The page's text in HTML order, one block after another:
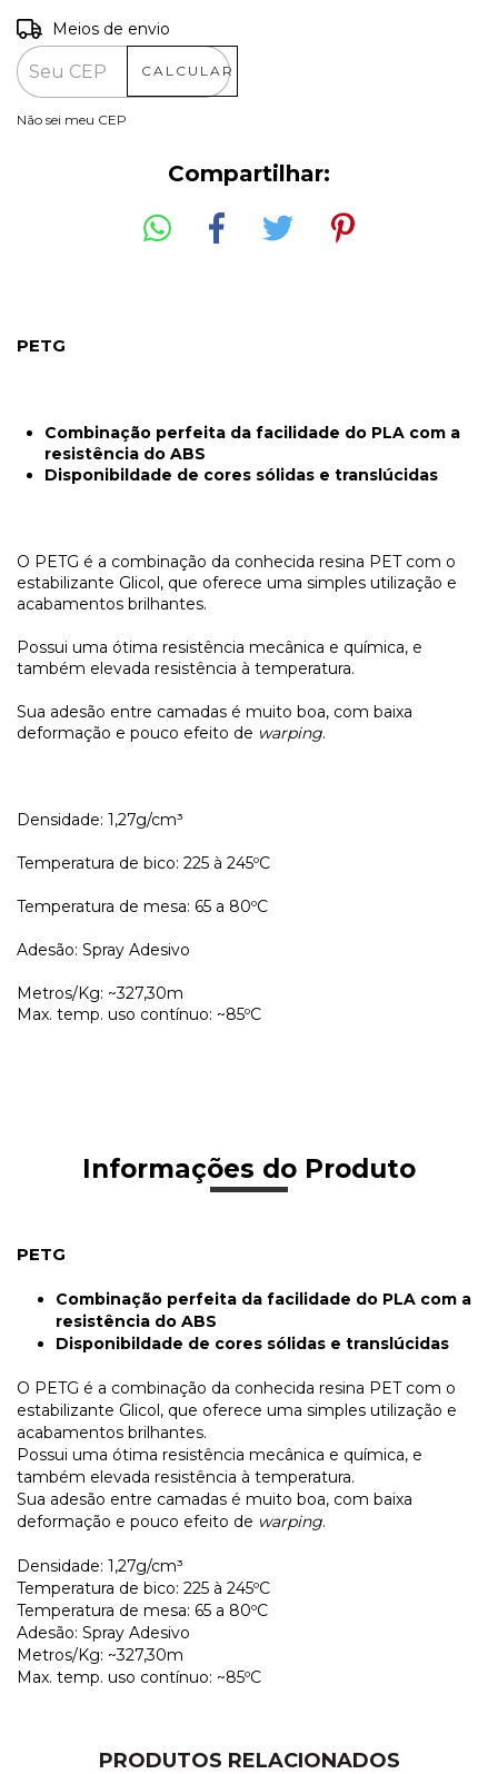
Entregas para o CEP:
Meios de envio
CALCULAR
Não sei meu CEP
Compartilhar:
PETG
Combinação perfeita da facilidade do PLA com a
resistência do ABS
Disponibildade de cores sólidas e translúcidas
O PETG é a combinação da conhecida resina PET com o
estabilizante Glicol, que oferece uma simples utilização e
acabamentos brilhantes.
Possui uma ótima resistência mecânica e química, e
também elevada resistência à temperatura.
Sua adesão entre camadas é muito boa, com baixa
deformação e pouco efeito de warping.
Densidade: 1,27g/cm³
Temperatura de bico: 225 à 245ºC
Temperatura de mesa: 65 a 80ºC
Adesão: Spray Adesivo
Metros/Kg: ~327,30m
Max. temp. uso contínuo: ~85ºC
Informações do Produto
PETG
Combinação perfeita da facilidade do PLA com a
resistência do ABS
Disponibildade de cores sólidas e translúcidas
O PETG é a combinação da conhecida resina PET com o
estabilizante Glicol, que oferece uma simples utilização e
acabamentos brilhantes.
Possui uma ótima resistência mecânica e química, e
também elevada resistência à temperatura.
Sua adesão entre camadas é muito boa, com baixa
deformação e pouco efeito de warping.
Densidade: 1,27g/cm³
Temperatura de bico: 225 à 245ºC
Temperatura de mesa: 65 a 80ºC
Adesão: Spray Adesivo
Metros/Kg: ~327,30m
Max. temp. uso contínuo: ~85ºC
PRODUTOS RELACIONADOS